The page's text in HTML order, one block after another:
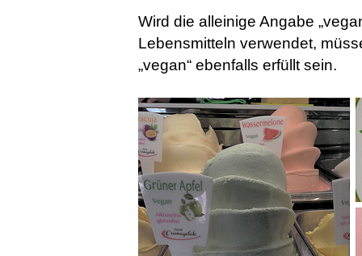
Wird die alleinige Angabe
Lebensmitteln verwendet,
„vegan“ ebenfalls erfüllt sein.